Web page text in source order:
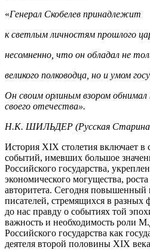
«Генерал Скобелев принадлежит
к светлым личностям прошлого
несомненно, что он обладал не
великого полководца, но и умом
Он своим орлиным взором
своего отечества».
Н.К. ШИЛЬДЕР (Русская
История XIX столетия включает в
событий, имевших большое
Российского государства,
экономического могущества,
авторитета. Сегодня повышенный
писателей, стремящихся в разных
до нас правду о событиях той
важность и необходимость роли
Российского государства как
деятеля второй половины XIX